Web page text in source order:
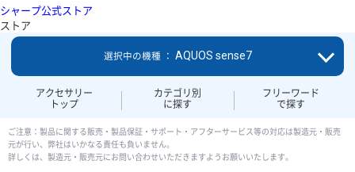
シャープ公式ストア
ストア
アクセサリー
トップ
カテゴリ別
に探す
フリーワード
で探す
選択中の機種 ： AQUOS sense7
ご注意：製品に関する販売・製品保証・サポート・アフターサービス等の対応は製造元・販売
元が行い、弊社はいかなる責任も負いません。
詳しくは、製造元・販売元にお問い合わせいただきますようお願いいたします。